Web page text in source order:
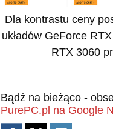
Dla kontrastu ceny
układów GeForce
RTX 3060
Bądź na bieżąco -
PurePC.pl na Google